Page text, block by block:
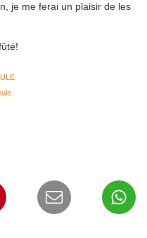
je me ferai un plaisir de les